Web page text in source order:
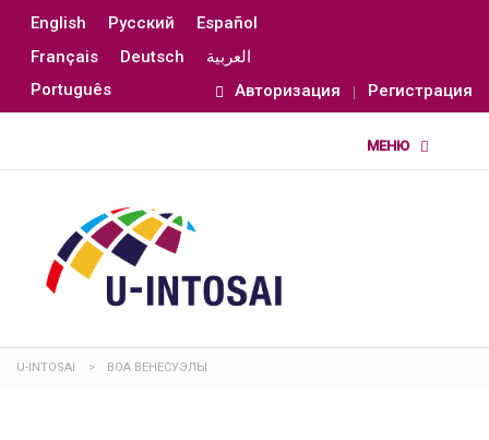
English Русский
Español
Français
Deutsch
العربية
Português
Авторизация Регистрация
U-INTOSAI > ВОА ВЕНЕСУЭЛЫ